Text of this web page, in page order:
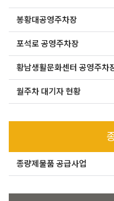
봉황대공영주차장
포석로 공영주차장
황남생활문화센터 공영주차
월주차 대기자 현황
종량제물품 공급사업